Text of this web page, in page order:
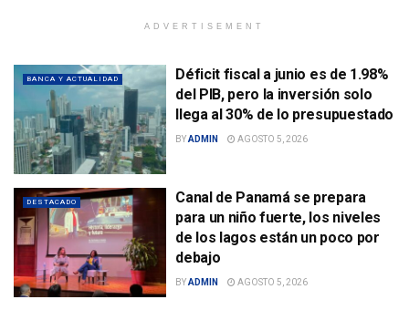
ADVERTISEMENT
BANCA Y ACTUALIDAD
Déficit fiscal a junio es de 1.98%
del PIB, pero la inversión solo
llega al 30% de lo presupuestado
BYADMIN AGOSTO 5, 2026
DESTACADO
Canal de Panamá se prepara
para un niño fuerte, los niveles
de los lagos están un poco por
debajo
BYADMIN AGOSTO 5, 2026